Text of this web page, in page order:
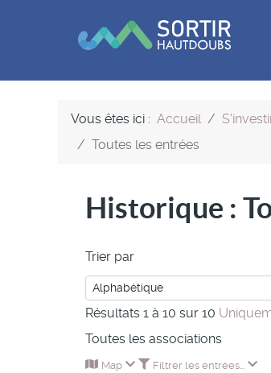
Vous êtes ici : Accueil
Toutes les entrées
Historique :
Trier par
Résultats 1 à 10 sur 10
Toutes les associations
Map Filtrer les entrées...